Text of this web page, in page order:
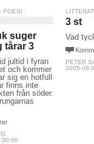
POESI
suger
tårar 3
jultid i fyran
och kommer
sig en hotfull
finns inte
från söder.
3 st
Vad
PETER
2005-09-